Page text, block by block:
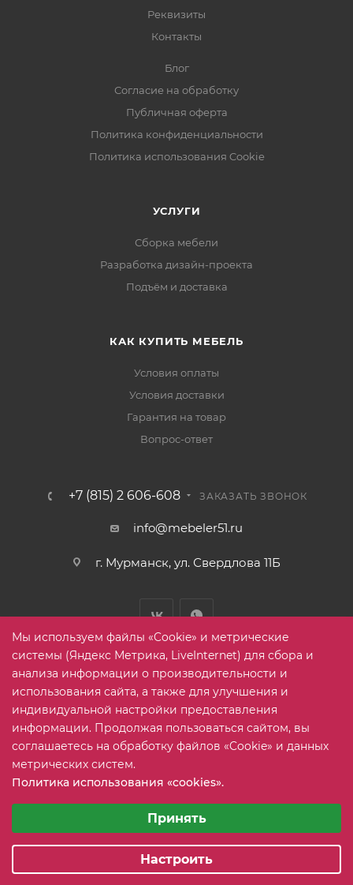
Реквизиты
Контакты
Блог
Согласие на обработку
Публичная оферта
Политика конфиденциальности
Политика использования Cookie
УСЛУГИ
Сборка мебели
Разработка дизайн-проекта
Подъём и доставка
КАК КУПИТЬ МЕБЕЛЬ
Условия оплаты
Условия доставки
Гарантия на товар
Вопрос-ответ
+7 (815) 2 606-608 ЗАКАЗАТЬ ЗВОНОК
info@mebeler51.ru
г. Мурманск, ул. Свердлова 11Б
2005-2026 © mebelier51.ru - модный интернет-магазин не
дорогой корпусной мебели. Все права защищены.
Мы используем файлы «Cookie» и метрические
системы (Яндекс Метрика, LiveInternet) для сбора и
анализа информации о производительности и
использования сайта, а также для улучшения и
индивидуальной настройки предоставления
информации. Продолжая пользоваться сайтом, вы
соглашаетесь на обработку файлов «Cookie» и данных
метрических систем.
Политика использования «cookies».
Аналитические/Функциональные
Принять
Настроить